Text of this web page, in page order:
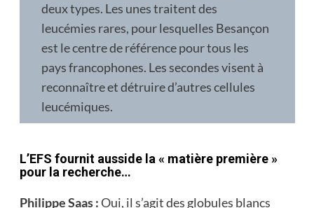
deux types. Les unes traitent des
leucémies rares, pour lesquelles Besan­çon
est le centre de référence pour tous les
pays francophones. Les secondes visent à
reconnaître et détruire d’autres cellules
leucémiques.
L’EFS fournit ausside la « matière première »
pour la recherche…
Philippe Saas :Oui, il s’agit des globules blancs